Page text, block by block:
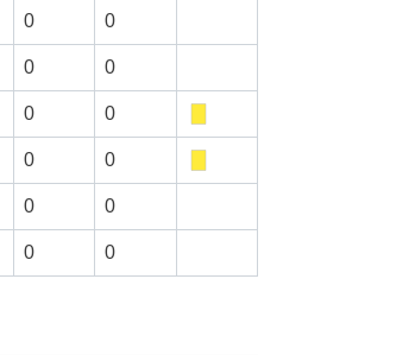
0 0
0 0
0 0
0 0
0 0
0 0